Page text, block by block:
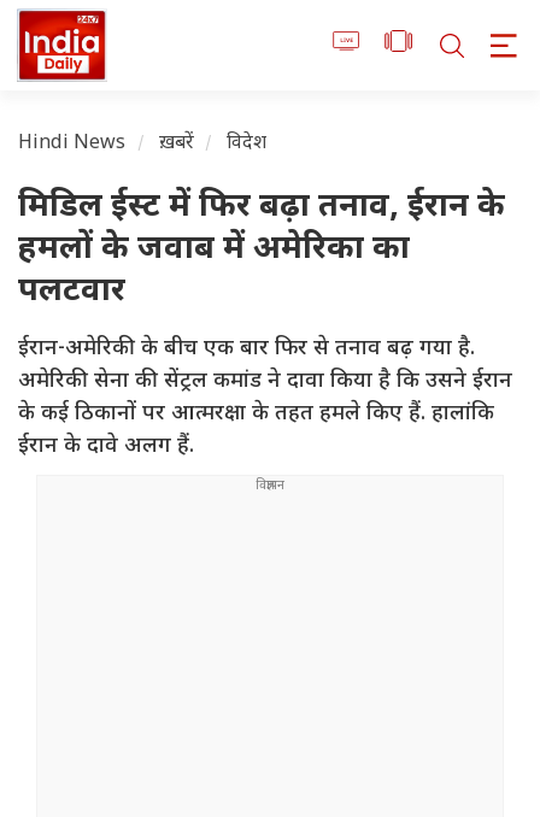
Hindi News ख़बरें विदेश
मिडिल ईस्ट में फिर बढ़ा तनाव, ईरान के
हमलों के जवाब में अमेरिका का
पलटवार
ईरान-अमेरिकी के बीच एक बार फिर से तनाव बढ़ गया है.
अमेरिकी सेना की सेंट्रल कमांड ने दावा किया है कि उसने ईरान
के कई ठिकानों पर आत्मरक्षा के तहत हमले किए हैं. हालांकि
ईरान के दावे अलग हैं.